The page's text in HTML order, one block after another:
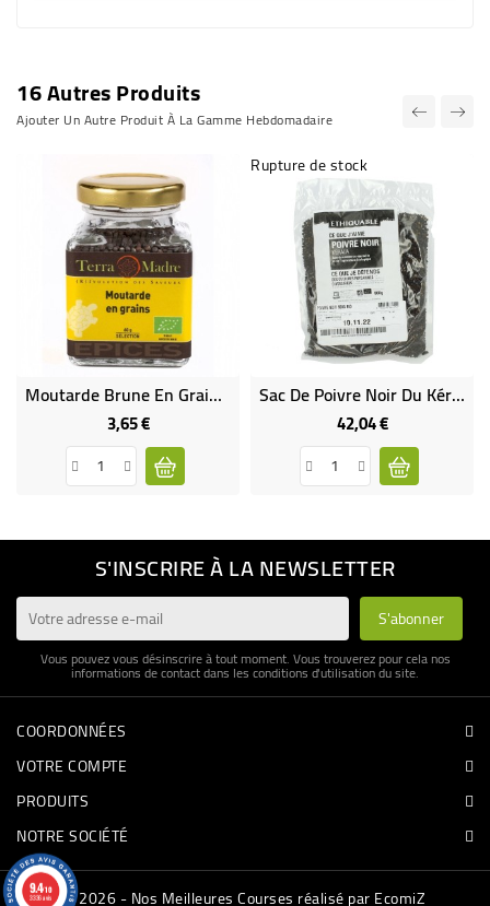
16 Autres Produits
Ajouter Un Autre Produit À La Gamme Hebdomadaire
Moutarde Brune En Grains Bio
3,65 €Prix
Rupture de stock
Sac De Poivre Noir Du Kérala En Grains 800 Gr Bio & Équitable
42,04 €Prix
S'INSCRIRE À LA NEWSLETTER
Vous pouvez vous désinscrire à tout moment. Vous trouverez pour cela nos
informations de contact dans les conditions d'utilisation du site.
COORDONNÉES
VOTRE COMPTE
PRODUITS
NOTRE SOCIÉTÉ
© 2026 - Nos Meilleures Courses réalisé par EcomiZ
9.4/10
3336 avis